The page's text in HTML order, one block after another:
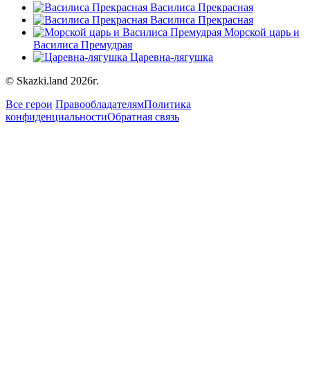
Василиса Прекрасная
Василиса Прекрасная
Морской царь и
Василиса Премудрая
Царевна-лягушка
© Skazki.land 2026г.
Все герои ПравообладателямПолитика
конфиденциальностиОбратная связь